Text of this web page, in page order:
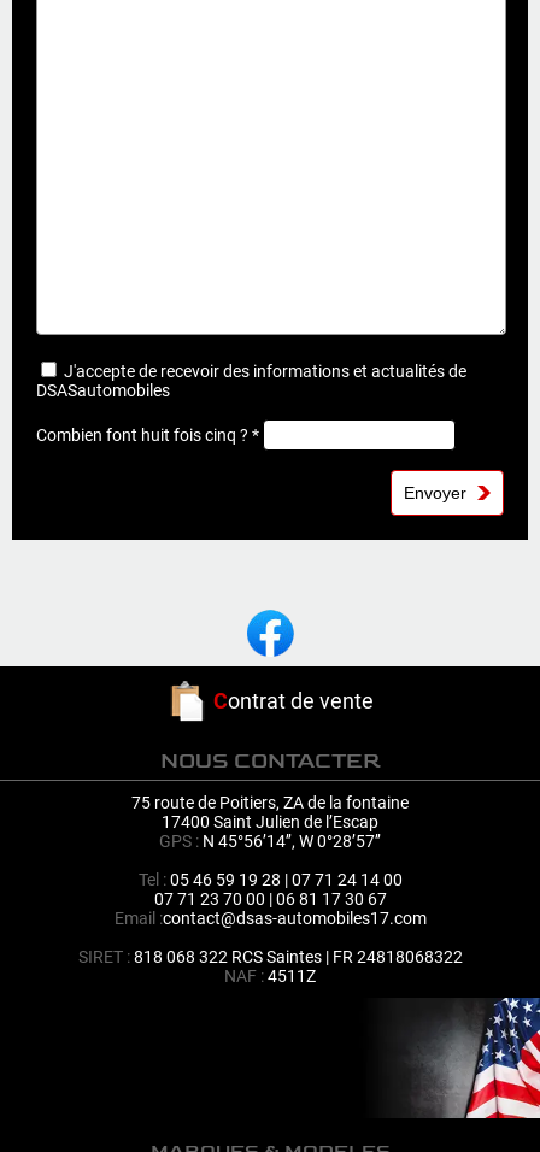
J'accepte de recevoir des informations et actualités de
DSASautomobiles
Combien font huit fois cinq ? *
Contrat de vente
NOUS CONTACTER
75 route de Poitiers, ZA de la fontaine
17400 Saint Julien de l’Escap
GPS : N 45°56’14’’, W 0°28’57’’
Tel :05 46 59 19 28 | 07 71 24 14 00
07 71 23 70 00 | 06 81 17 30 67
Email :contact@dsas-automobiles17.com
SIRET :818 068 322 RCS Saintes | FR 24818068322
NAF :4511Z